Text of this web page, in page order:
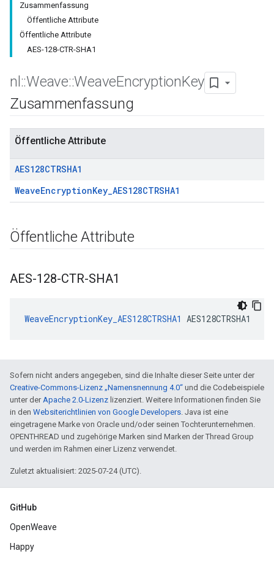
Zusammenfassung
Öffentliche Attribute
Öffentliche Attribute
AES-128-CTR-SHA1
nl ::Weave::WeaveEncryptionKey
Zusammenfassung
Öffentliche Attribute
AES128CTRSHA1
WeaveEncryptionKey_AES128CTRSHA1
Öffentliche Attribute
AES-128-CTR-SHA1
WeaveEncryptionKey_AES128CTRSHA1 AES128CTRSHA1
Sofern nicht anders angegeben, sind die Inhalte dieser Seite unter der
Creative-Commons-Lizenz „Namensnennung 4.0“ und die Codebeispiele
unter derApache 2.0-Lizenz lizenziert. Weitere Informationen finden Sie
in den Websiterichtlinien von Google Developers. Java ist eine
eingetragene Marke von Oracle und/oder seinen Tochterunternehmen.
OPENTHREAD und zugehörige Marken sind Marken der Thread Group
und werden im Rahmen einer Lizenz verwendet.
Zuletzt aktualisiert: 2025-07-24 (UTC).
GitHub
OpenWeave
Happy